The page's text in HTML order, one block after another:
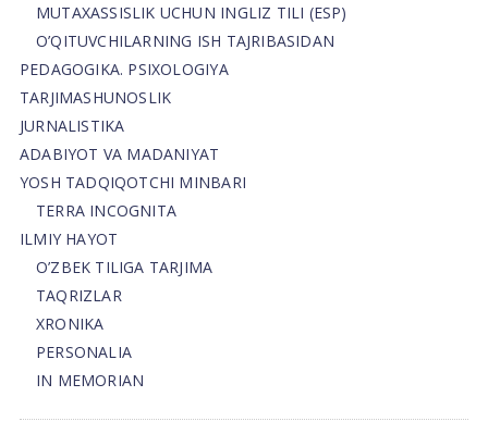
MUTAXASSISLIK UCHUN INGLIZ TILI (ESP)
O’QITUVCHILARNING ISH TAJRIBASIDAN
PEDAGOGIKA. PSIXOLOGIYA
TARJIMASHUNOSLIK
JURNALISTIKA
ADABIYOT VA MADANIYAT
YOSH TADQIQOTCHI MINBARI
TERRA INCOGNITA
ILMIY HAYOT
O’ZBEK TILIGA TARJIMA
TAQRIZLAR
XRONIKA
PERSONALIA
IN MEMORIAN